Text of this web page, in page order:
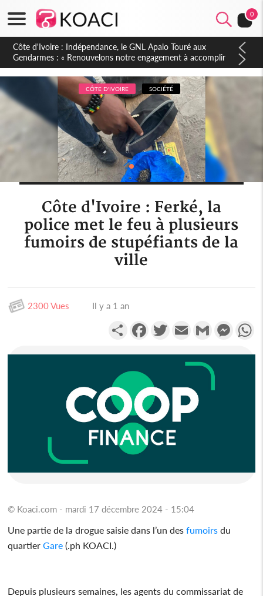
0
Sierra Leone : Un projet de réforme constitutionnelle en
gestation, points clés des amendements, un exclu d'avance
CÔTE D'IVOIRE SOCIÉTÉ
Côte d'Ivoire : Ferké, la
police met le feu à plusieurs
fumoirs de stupéfiants de la
ville
2300 Vues Il y a 1 an
PartagerFacebookTwitterEmail Gmail
© Koaci.com - mardi 17 décembre 2024 - 15:04
Une partie de la drogue saisie dans l’un des fumoirs du
quartier Gare (.ph KOACI.)
Depuis plusieurs semaines, les agents du commissariat de